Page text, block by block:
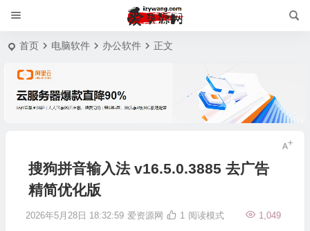
首页 电脑软件 办公软件 正文
搜狗拼音输入法 v16.5.0.3885 去广告
精简优化版
2026年5月28日 18:32:59 爱资源网 1,049
1 阅读模式